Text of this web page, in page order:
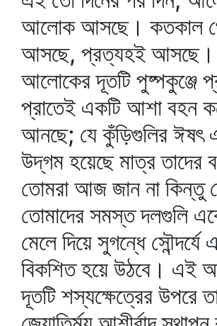
আলোক আসছে। কতকাল
আসছে, প্রত্যহই
আলোকের দূতটি পুষ্পকুঞ্জে
প্রাতেই একটি আশা বহন
আনছে; যে কুঁড়িগুলির ঈষৎ
উদ্‌গম হয়েছে মাত্র তাদের
তোমরা আজ জান না কিন্তু
তোমাদের সমস্ত দলগুলি
মেলে দিয়ে সুগন্ধে সৌন্দর্যে
বিকশিত হয়ে উঠবে। এই
দূতটি শস্যক্ষেত্রের উপরে